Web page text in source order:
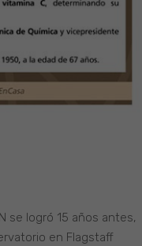
se logró 15 años antes,
en Flagstaff